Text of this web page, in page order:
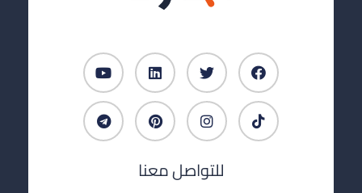
للتواصل معنا